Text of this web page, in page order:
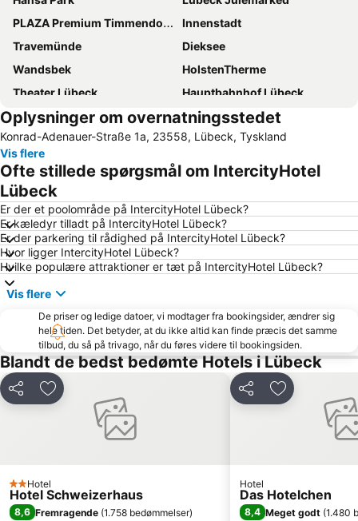
PLAZA Premium Timmendorfer Strand
Innenstadt
Travemünde
Dieksee
Wandsbek
HolstenTherme
Theater Lübeck
Hauptbahnhof Lübeck
Jenfeld
Lückbeck lufthavn
Ostsee-Therme
Golf Club Treudelberg
Rahlstedt
Rathaus Lübeck
Travemünder Woche
Bramfeld
Holstentor
Ratzeburger See
Gut Basthorst
Dom zu Lübeck
SeaLife Oceanic Aquarium
Poppenbüttel
St Gertrud
Strand Boltenhagen
Biosphärenreservat Schaalsee
Farmsen-Berne
Bunte Kuh
Karls Erlebnishof
Ratzeburger Dom
Gut Kaden Golf und Landclub
Musik- und Kongreßhalle Lübeck
Maritim Golfpark Ostsee
Ostseebad Boltenhagen Strandklinik
Norderstedt Mitte Metro Station
Timmendorf - Poel
NDR 2 Silvester on the Beach
Oplysninger om overnatningsstedet
Konrad-Adenauer-Straße 1a, 23558, Lübeck, Tyskland
Vis flere
Ofte stillede spørgsmål om IntercityHotel
Lübeck
Er der et poolområde på IntercityHotel Lübeck?
Er kæledyr tilladt på IntercityHotel Lübeck?
Er der parkering til rådighed på IntercityHotel Lübeck?
Hvor ligger IntercityHotel Lübeck?
Hvilke populære attraktioner er tæt på IntercityHotel Lübeck?
Vis flere
De priser og ledige datoer, vi modtager fra bookingsider, ændrer sig
hele tiden. Det betyder, at du ikke altid kan finde præcis det samme
tilbud, du så på trivago, når du føres videre til bookingsiden.
Blandt de bedst bedømte Hotels i Lübeck
Del Føj til favoritter
2 Stjerner
Hotel
Hotel Schweizerhaus
8,6 Fremragende (1.758 bedømmelser)
Del Føj til
Hotel
Das Hotelchen
8,4 Meget godt (1.480